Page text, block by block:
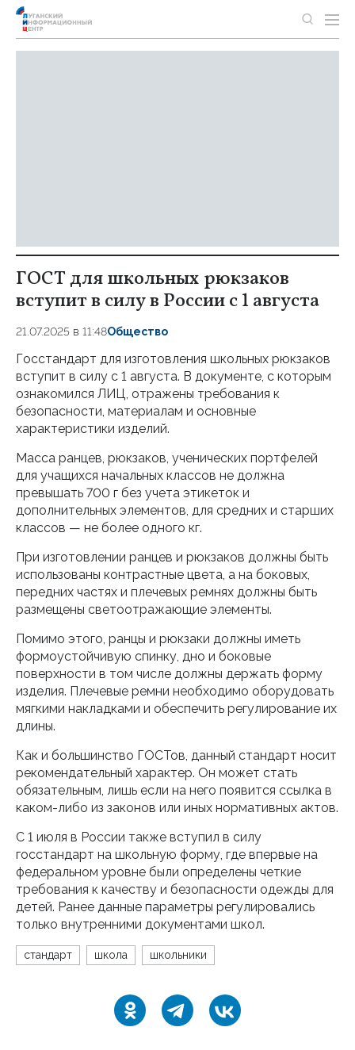
ГОСТ для школьных рюкзаков
вступит в силу в России с 1 августа
21.07.2025 в 11:48Общество
Госстандарт для изготовления школьных рюкзаков
вступит в силу с 1 августа. В документе, с которым
ознакомился ЛИЦ, отражены требования к
безопасности, материалам и основные
характеристики изделий.
Масса ранцев, рюкзаков, ученических портфелей
для учащихся начальных классов не должна
превышать 700 г без учета этикеток и
дополнительных элементов, для средних и старших
классов — не более одного кг.
При изготовлении ранцев и рюкзаков должны быть
использованы контрастные цвета, а на боковых,
передних частях и плечевых ремнях должны быть
размещены светоотражающие элементы.
Помимо этого, ранцы и рюкзаки должны иметь
формоустойчивую спинку, дно и боковые
поверхности в том числе должны держать форму
изделия. Плечевые ремни необходимо оборудовать
мягкими накладками и обеспечить регулирование их
длины.
Как и большинство ГОСТов, данный стандарт носит
рекомендательный характер. Он может стать
обязательным, лишь если на него появится ссылка в
каком-либо из законов или иных нормативных актов.
С 1 июля в России также вступил в силу
госстандарт на школьную форму, где впервые на
федеральном уровне были определены четкие
требования к качеству и безопасности одежды для
детей. Ранее данные параметры регулировались
только внутренними документами школ.
стандарт школа школьники